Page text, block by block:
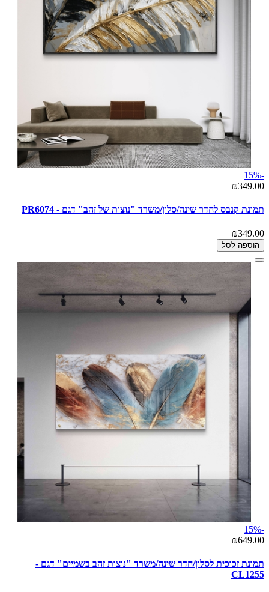
-15%
₪349.00
תמונת קנבס לחדר שינה/סלון/משרד "נוצות של זהב" דגם - PR6074
₪349.00
הוספה לסל
-15%
₪649.00
תמונת זכוכית לסלון/חדר שינה/משרד "נוצות זהב בשמיים" דגם -
CL1255